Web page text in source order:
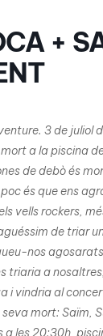
+
3 de juliol
a la piscina
de debò és
és que ens
vells rockers,
de triar
nos
triaria a
i vindria al
seva mort: Saïm,
a les 20:30h,